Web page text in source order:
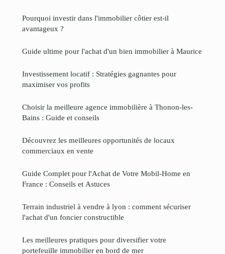
Pourquoi investir dans l'immobilier côtier est-il
avantageux ?
Guide ultime pour l'achat d'un bien immobilier à Maurice
Investissement locatif : Stratégies gagnantes pour
maximiser vos profits
Choisir la meilleure agence immobilière à Thonon-les-
Bains : Guide et conseils
Découvrez les meilleures opportunités de locaux
commerciaux en vente
Guide Complet pour l'Achat de Votre Mobil-Home en
France : Conseils et Astuces
Terrain industriel à vendre à lyon : comment sécuriser
l'achat d'un foncier constructible
Les meilleures pratiques pour diversifier votre
portefeuille immobilier en bord de mer